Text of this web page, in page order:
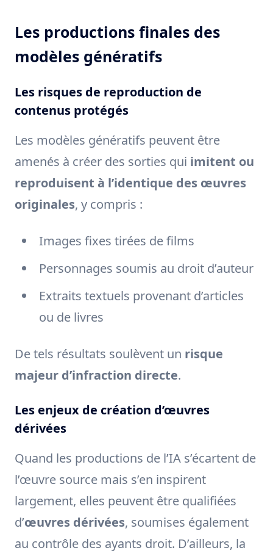
Les productions finales des
modèles génératifs
Les risques de reproduction de
contenus protégés
Les modèles génératifs peuvent être
amenés à créer des sorties qui imitent ou
reproduisent à l’identique des œuvres
originales, y compris :
Images fixes tirées de films
Personnages soumis au droit d’auteur
Extraits textuels provenant d’articles
ou de livres
De tels résultats soulèvent un risque
majeur d’infraction directe.
Les enjeux de création d’œuvres
dérivées
Quand les productions de l’IA s’écartent de
l’œuvre source mais s’en inspirent
largement, elles peuvent être qualifiées
d’œuvres dérivées, soumises également
au contrôle des ayants droit. D’ailleurs, la